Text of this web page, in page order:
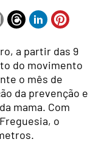
a partir das 9
do movimento
o mês de
da prevenção e
mama. Com
o